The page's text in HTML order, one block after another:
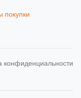
покупки
конфиденциальности